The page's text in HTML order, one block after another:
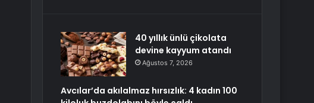
40 yıllık ünlü çikolata
devine kayyum atandı
Ağustos 7, 2026
Avcılar’da akılalmaz hırsızlık: 4 kadın 100